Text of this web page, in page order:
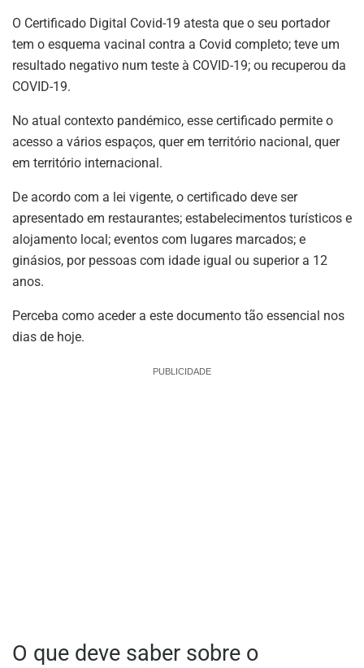
O Certificado Digital Covid-19 atesta que o seu portador
tem o esquema vacinal contra a Covid completo; teve um
resultado negativo num teste à COVID-19; ou recuperou da
COVID-19.
No atual contexto pandémico, esse certificado permite o
acesso a vários espaços, quer em território nacional, quer
em território internacional.
De acordo com a lei vigente, o certificado deve ser
apresentado em restaurantes; estabelecimentos turísticos e
alojamento local; eventos com lugares marcados; e
ginásios, por pessoas com idade igual ou superior a 12
anos.
Perceba como aceder a este documento tão essencial nos
dias de hoje.
PUBLICIDADE
O que deve saber sobre o